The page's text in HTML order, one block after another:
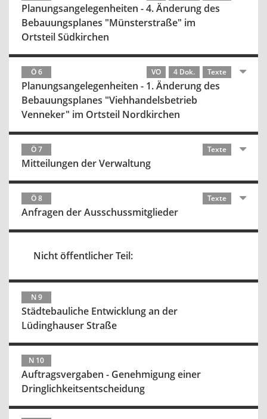
Planungsangelegenheiten - 4. Änderung des
Bebauungsplanes "Münsterstraße" im
Ortsteil Südkirchen
Ö 6 VO 4 Dok. Texte
Planungsangelegenheiten - 1. Änderung des
Bebauungsplanes "Viehhandelsbetrieb
Venneker" im Ortsteil Nordkirchen
Ö 7 Texte
Mitteilungen der Verwaltung
Ö 8 Texte
Anfragen der Ausschussmitglieder
Nicht öffentlicher Teil:
N 9
Städtebauliche Entwicklung an der
Lüdinghauser Straße
N 10
Auftragsvergaben - Genehmigung einer
Dringlichkeitsentscheidung